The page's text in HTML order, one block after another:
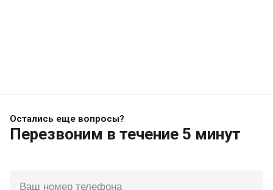
Остались еще вопросы?
Перезвоним в течение 5 минут